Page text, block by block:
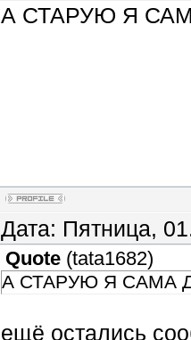
А СТАРУЮ Я
Дата: Пятница,
Quote (tata1682)
А СТАРУЮ Я САМА
ещё остались